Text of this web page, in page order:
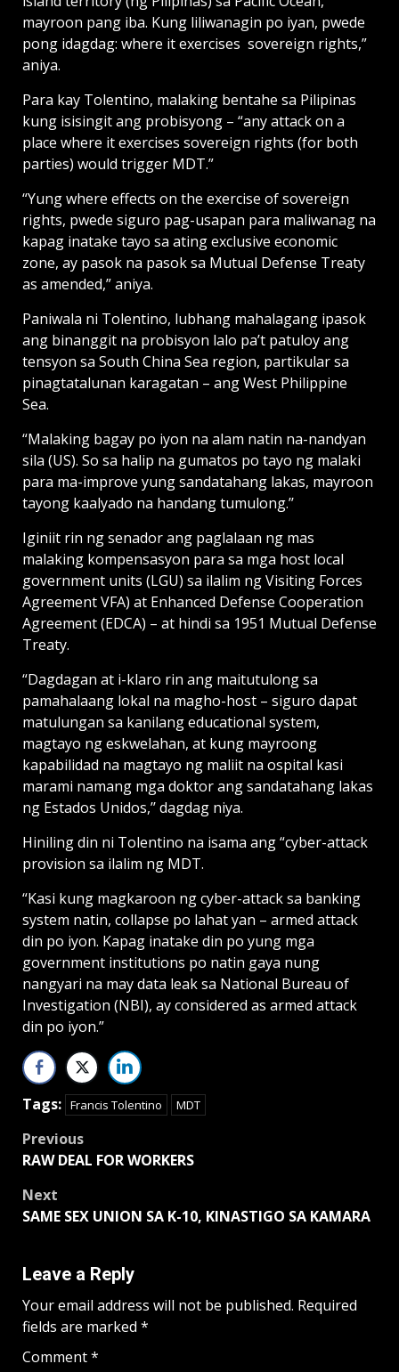
mayroon pang iba. Kung liliwanagin po iyan, pwede
pong idagdag: where it exercises sovereign rights,”
aniya.
Para kay Tolentino, malaking bentahe sa Pilipinas
kung isisingit ang probisyong – “any attack on a
place where it exercises sovereign rights (for both
parties) would trigger MDT.”
“Yung where effects on the exercise of sovereign
rights, pwede siguro pag-usapan para maliwanag na
kapag inatake tayo sa ating exclusive economic
zone, ay pasok na pasok sa Mutual Defense Treaty
as amended,” aniya.
Paniwala ni Tolentino, lubhang mahalagang ipasok
ang binanggit na probisyon lalo pa’t patuloy ang
tensyon sa South China Sea region, partikular sa
pinagtatalunan karagatan – ang West Philippine
Sea.
“Malaking bagay po iyon na alam natin na-nandyan
sila (US). So sa halip na gumatos po tayo ng malaki
para ma-improve yung sandatahang lakas, mayroon
tayong kaalyado na handang tumulong.’’
Iginiit rin ng senador ang paglalaan ng mas
malaking kompensasyon para sa mga host local
government units (LGU) sa ilalim ng Visiting Forces
Agreement VFA) at Enhanced Defense Cooperation
Agreement (EDCA) – at hindi sa 1951 Mutual Defense
Treaty.
“Dagdagan at i-klaro rin ang maitutulong sa
pamahalaang lokal na magho-host – siguro dapat
matulungan sa kanilang educational system,
magtayo ng eskwelahan, at kung mayroong
kapabilidad na magtayo ng maliit na ospital kasi
marami namang mga doktor ang sandatahang lakas
ng Estados Unidos,’’ dagdag niya.
Hiniling din ni Tolentino na isama ang “cyber-attack
provision sa ilalim ng MDT.
“Kasi kung magkaroon ng cyber-attack sa banking
system natin, collapse po lahat yan – armed attack
din po iyon. Kapag inatake din po yung mga
government institutions po natin gaya nung
nangyari na may data leak sa National Bureau of
Investigation (NBI), ay considered as armed attack
din po iyon.”
Tags: Francis Tolentino MDT
Post
Previous
RAW DEAL FOR WORKERS
Next
SAME SEX UNION SA K-10, KINASTIGO SA KAMARA
Leave a Reply
Your email address will not be published. Required
fields are marked *
Comment*